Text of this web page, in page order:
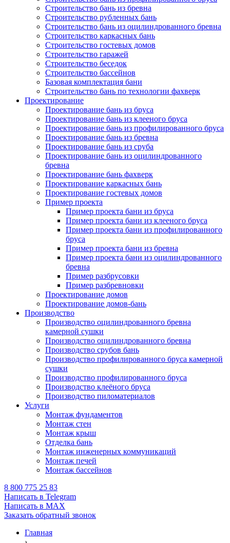
Строительство бань из бревна
Строительство рубленных бань
Строительство бань из оцилиндрованного бревна
Строительство каркасных бань
Строительство гостевых домов
Строительство гаражей
Строительство беседок
Строительство бассейнов
Базовая комплектация бани
Строительство бань по технологии фахверк
Проектирование
Проектирование бань из бруса
Проектирование бань из клееного бруса
Проектирование бань из профилированного бруса
Проектирование бань из бревна
Проектирование бань из сруба
Проектирование бань из оцилиндрованного
бревна
Проектирование бань фахверк
Проектирование каркасных бань
Проектирование гостевых домов
Пример проекта
Пример проекта бани из бруса
Пример проекта бани из клееного бруса
Пример проекта бани из профилированного
бруса
Пример проекта бани из бревна
Пример проекта бани из оцилиндрованного
бревна
Пример разбрусовки
Пример разбревновки
Проектирование домов
Проектирование домов-бань
Производство
Производство оцилиндрованного бревна
камерной сушки
Производство оцилиндрованного бревна
Производство срубов бань
Производство профилированного бруса камерной
сушки
Производство профилированного бруса
Производство клеёного бруса
Производство пиломатериалов
Услуги
Монтаж фундаментов
Монтаж стен
Монтаж крыш
Отделка бань
Монтаж инженерных коммуникаций
Монтаж печей
Монтаж бассейнов
8 800 775 25 83
Написать в Telegram
Написать в MAX
Заказать обратный звонок
Главная